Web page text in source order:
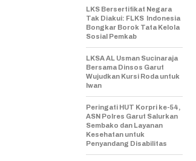
LKS Bersertifikat Negara
Tak Diakui: FLKS Indonesia
Bongkar Borok Tata Kelola
Sosial Pemkab
LKSA AL Usman Sucinaraja
Bersama Dinsos Garut
Wujudkan Kursi Roda untuk
Iwan
Peringati HUT Korpri ke-54,
ASN Polres Garut Salurkan
Sembako dan Layanan
Kesehatan untuk
Penyandang Disabilitas